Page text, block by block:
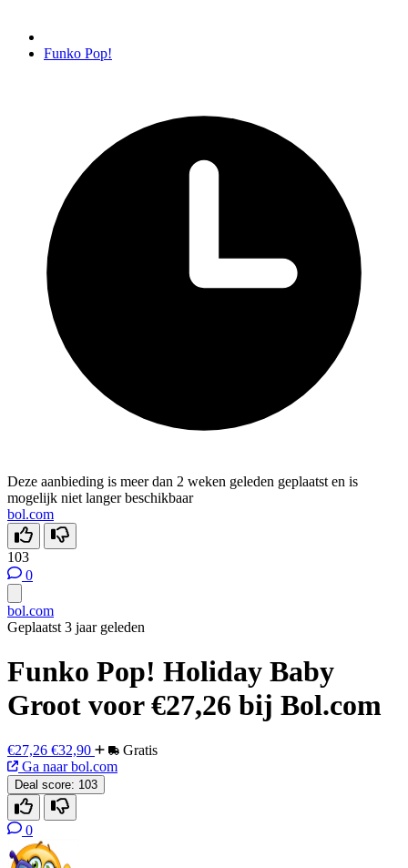
Funko Pop!
Deze aanbieding is meer dan 2 weken geleden geplaatst en is
mogelijk niet langer beschikbaar
bol.com
103
0
bol.com
Geplaatst 3 jaar geleden
Funko Pop! Holiday Baby
Groot voor €27,26 bij Bol.com
€27,26 €32,90
Gratis
Ga naar bol.com
Deal score: 103
0